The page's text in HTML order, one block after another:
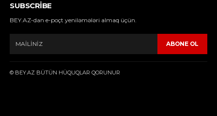
SUBSCRIBE
BEY.AZ-dan e-poçt yeniləmələri almaq üçün.
ABONE OL
© BEY.AZ BÜTÜN HÜQUQLAR QORUNUR